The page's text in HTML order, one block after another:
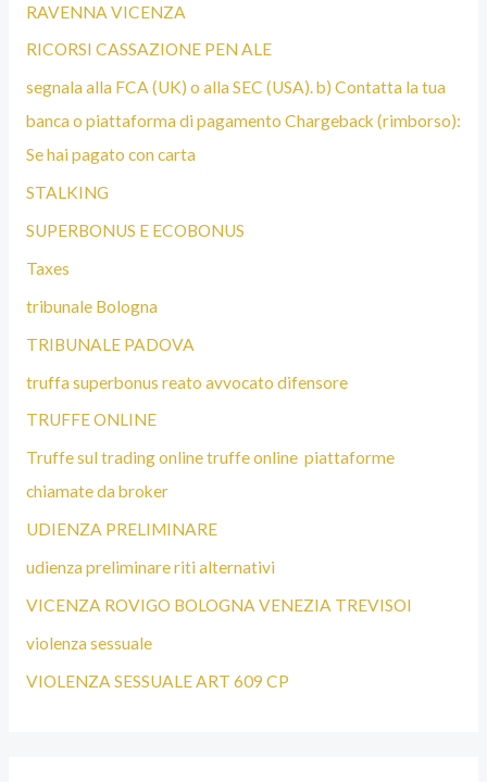
RAVENNA VICENZA
RICORSI CASSAZIONE PEN ALE
segnala alla FCA (UK) o alla SEC (USA). b) Contatta la tua
banca o piattaforma di pagamento Chargeback (rimborso):
Se hai pagato con carta
STALKING
SUPERBONUS E ECOBONUS
Taxes
tribunale Bologna
TRIBUNALE PADOVA
truffa superbonus reato avvocato difensore
TRUFFE ONLINE
Truffe sul trading online truffe online piattaforme
chiamate da broker
UDIENZA PRELIMINARE
udienza preliminare riti alternativi
VICENZA ROVIGO BOLOGNA VENEZIA TREVISOI
violenza sessuale
VIOLENZA SESSUALE ART 609 CP